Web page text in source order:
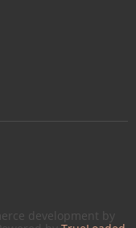
development by